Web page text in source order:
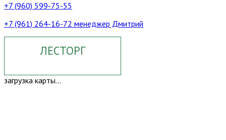
+7 (960) 599-75-55
+7 (961) 264-16-72 менеджер Дмитрий
ЛЕСТОРГ
загрузка карты...